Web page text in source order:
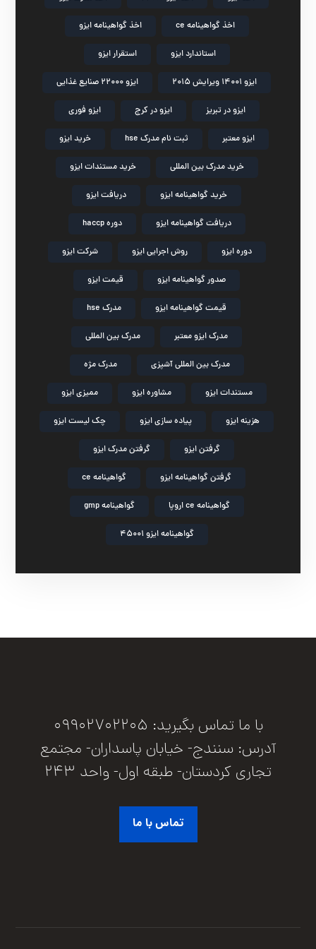
اخذ گواهینامه ce اخذ گواهینامه ایزو
استاندارد ایزو استقرار ایزو
ایزو 14001 ویرایش 2015 ایزو 22000 صنایع غذایی
ایزو در تبریز ایزو در کرج ایزو فوری
ایزو معتبر ثبت نام مدرک hse خرید ایزو
خرید مدرک بین المللی خرید مستندات ایزو
خرید گواهینامه ایزو دریافت ایزو
دریافت گواهینامه ایزو دوره haccp
دوره ایزو روش اجرایی ایزو شرکت ایزو
صدور گواهینامه ایزو قیمت ایزو
قیمت گواهینامه ایزو مدرک hse
مدرک ایزو معتبر مدرک بین المللی
مدرک بین المللی آشپزی مدرک مژه
مستندات ایزو مشاوره ایزو ممیزی ایزو
هزینه ایزو پیاده سازی ایزو چک لیست ایزو
گرفتن ایزو گرفتن مدرک ایزو
گرفتن گواهینامه ایزو گواهینامه ce
گواهینامه ce اروپا گواهینامه gmp
گواهینامه ایزو 45001
با ما تماس بگیرید: 09902702205
آدرس: سنندج- خیابان پاسداران- مجتمع
تجاری کردستان- طبقه اول- واحد 243
تماس با ما